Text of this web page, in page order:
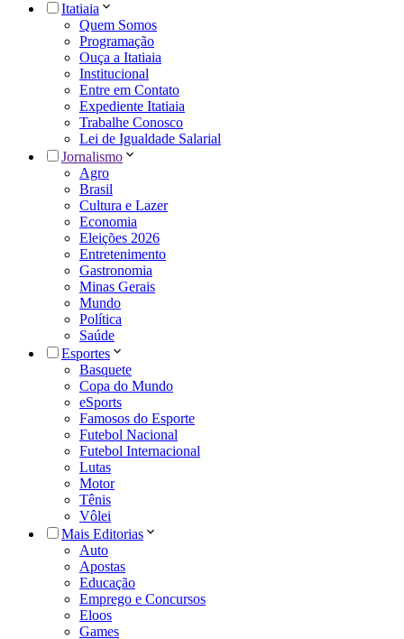
Itatiaia
Quem Somos
Programação
Ouça a Itatiaia
Institucional
Entre em Contato
Expediente Itatiaia
Trabalhe Conosco
Lei de Igualdade Salarial
Jornalismo
Agro
Brasil
Cultura e Lazer
Economia
Eleições 2026
Entretenimento
Gastronomia
Minas Gerais
Mundo
Política
Saúde
Esportes
Basquete
Copa do Mundo
eSports
Famosos do Esporte
Futebol Nacional
Futebol Internacional
Lutas
Motor
Tênis
Vôlei
Mais Editorias
Auto
Apostas
Educação
Emprego e Concursos
Eloos
Games